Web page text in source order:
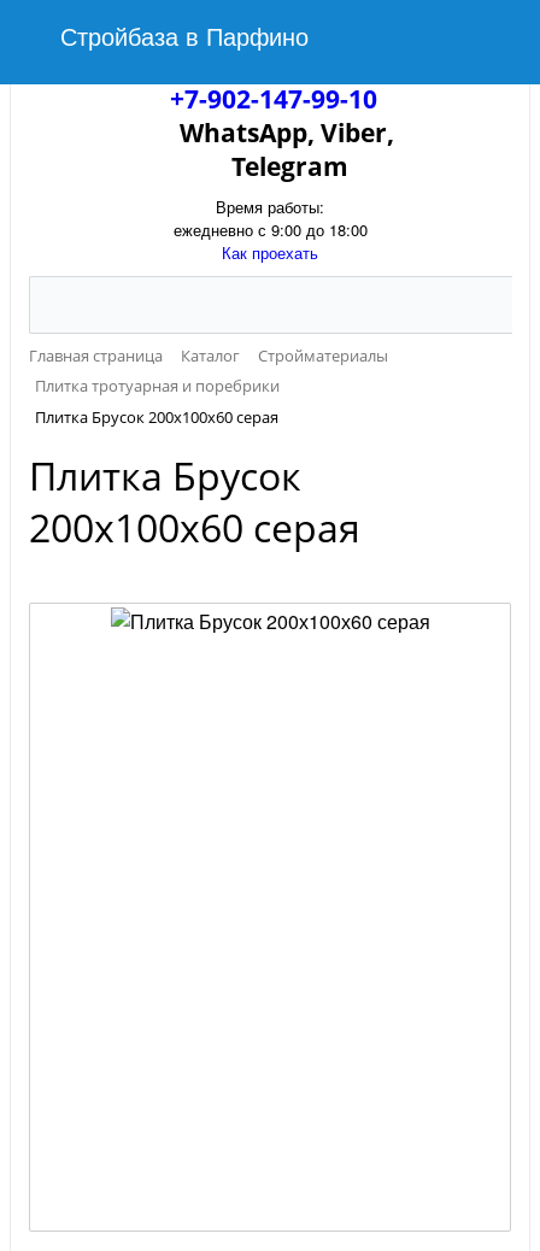
Стройбаза в Парфино
+7-902-147-99-10
WhatsApp, Viber,
Telegram
Время работы:
ежедневно с 9:00 до 18:00
Как проехать
Главная страница Каталог
Стройматериалы
Плитка тротуарная и поребрики
Плитка Брусок 200х100х60 серая
Плитка Брусок
200х100х60 серая